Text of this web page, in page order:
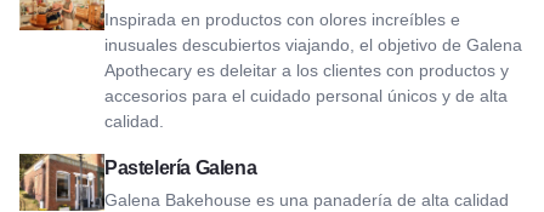
Inspirada en productos con olores increíbles e
inusuales descubiertos viajando, el objetivo de Galena
Apothecary es deleitar a los clientes con productos y
accesorios para el cuidado personal únicos y de alta
calidad.
Pastelería Galena
Galena Bakehouse es una panadería de alta calidad
Ver Galena Bakehouse